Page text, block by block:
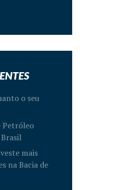
o seu
Petróleo
mais
na Bacia de